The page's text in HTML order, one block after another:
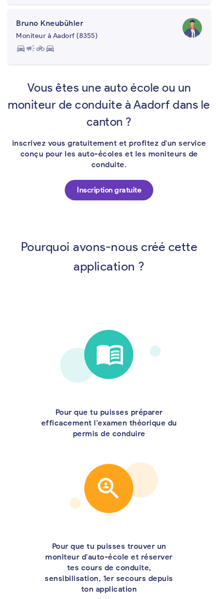
Bruno Kneubühler
Moniteur à Aadorf (8355)
directions_carcampaignmotorcycledirections_car
Vous êtes une auto école ou un
moniteur de conduite à Aadorf dans le
canton ?
inscrivez vous gratuitement et profitez d'un service
conçu pour les auto-écoles et les moniteurs de
conduite.
Inscription gratuite
Pourquoi avons-nous créé cette
application ?
Pour que tu puisses préparer
efficacement l'examen théorique du
permis de conduire
Pour que tu puisses trouver un
moniteur d'auto-école et réserver
tes cours de conduite,
sensibilisation, 1er secours depuis
ton application